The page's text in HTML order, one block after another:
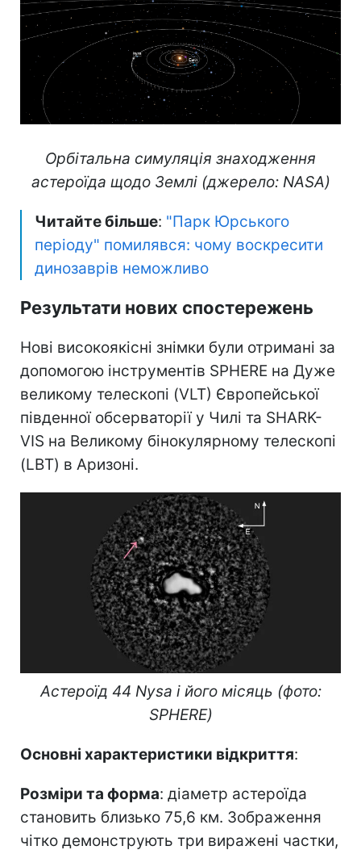
Орбітальна симуляція знаходження
астероїда щодо Землі (джерело: NASA)
Читайте більше: "Парк Юрського
періоду" помилявся: чому воскресити
динозаврів неможливо
Результати нових спостережень
Нові високоякісні знімки були отримані за
допомогою інструментів SPHERE на Дуже
великому телескопі (VLT) Європейської
південної обсерваторії у Чилі та SHARK-
VIS на Великому бінокулярному телескопі
(LBT) в Аризоні.
Астероїд 44 Nysa і його місяць (фото:
SPHERE)
Основні характеристики відкриття:
Розміри та форма: діаметр астероїда
становить близько 75,6 км. Зображення
чітко демонструють три виражені частки,